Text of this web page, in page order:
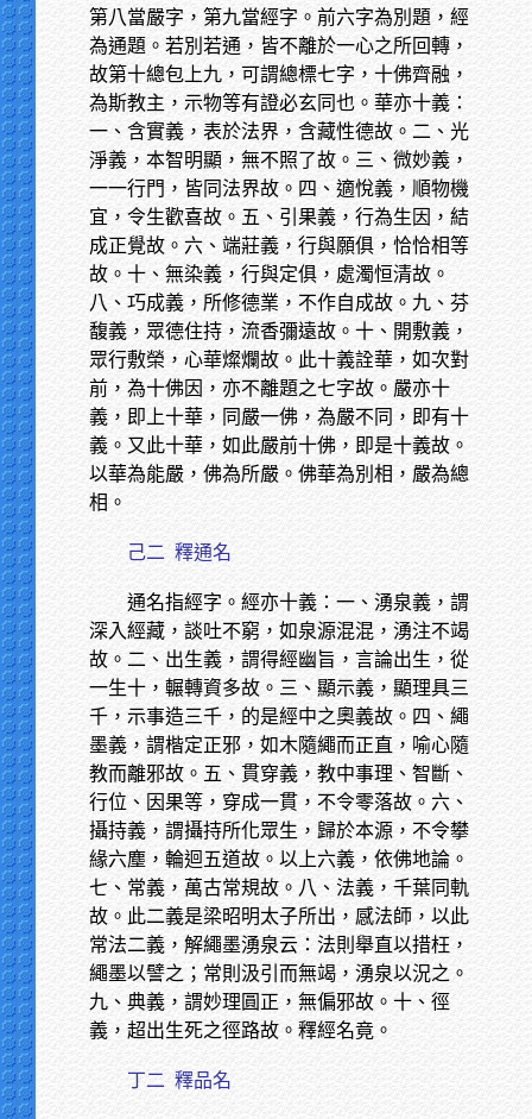
第八當嚴字，第九當經字。前六字為別題，經
為通題。若別若通，皆不離於一心之所回轉，
故第十總包上九，可謂總標七字，十佛齊融，
為斯教主，示物等有證必玄同也。華亦十義：
一、含實義，表於法界，含藏性德故。二、光
淨義，本智明顯，無不照了故。三、微妙義，
一一行門，皆同法界故。四、適悅義，順物機
宜，令生歡喜故。五、引果義，行為生因，結
成正覺故。六、端莊義，行與願俱，恰恰相等
故。十、無染義，行與定俱，處濁恒清故。
八、巧成義，所修德業，不作自成故。九、芬
馥義，眾德住持，流香彌遠故。十、開敷義，
眾行敷榮，心華燦爛故。此十義詮華，如次對
前，為十佛因，亦不離題之七字故。嚴亦十
義，即上十華，同嚴一佛，為嚴不同，即有十
義。又此十華，如此嚴前十佛，即是十義故。
以華為能嚴，佛為所嚴。佛華為別相，嚴為總
相。
己二 釋通名
通名指經字。經亦十義：一、湧泉義，謂
深入經藏，談吐不窮，如泉源混混，湧注不竭
故。二、出生義，謂得經幽旨，言論出生，從
一生十，輾轉資多故。三、顯示義，顯理具三
千，示事造三千，的是經中之奧義故。四、繩
墨義，謂楷定正邪，如木隨繩而正直，喻心隨
教而離邪故。五、貫穿義，教中事理、智斷、
行位、因果等，穿成一貫，不令零落故。六、
攝持義，謂攝持所化眾生，歸於本源，不令攀
緣六塵，輪迴五道故。以上六義，依佛地論。
七、常義，萬古常規故。八、法義，千葉同軌
故。此二義是梁昭明太子所出，感法師，以此
常法二義，解繩墨湧泉云：法則舉直以措枉，
繩墨以譬之；常則汲引而無竭，湧泉以況之。
九、典義，謂妙理圓正，無偏邪故。十、徑
義，超出生死之徑路故。釋經名竟。
丁二 釋品名